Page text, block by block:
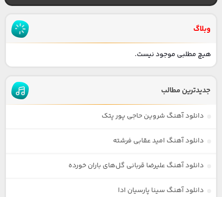
وبلاگ
هیچ مطلبی موجود نیست.
جدیدترین مطالب
دانلود آهنگ شروین حاجی پور پتک
دانلود آهنگ امید عقابی فرشته
دانلود آهنگ علیرضا قربانی گل‌های باران خورده
دانلود آهنگ سینا پارسیان ادا